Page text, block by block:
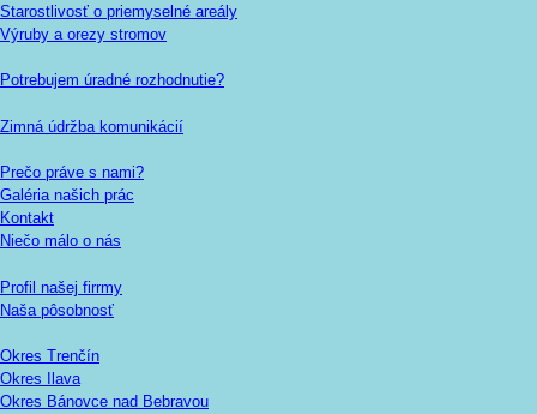
Starostlivosť o priemyselné areály
Výruby a orezy stromov
Potrebujem úradné rozhodnutie?
Zimná údržba komunikácií
Prečo práve s nami?
Galéria našich prác
Kontakt
Niečo málo o nás
Profil našej firrmy
Naša pôsobnosť
Okres Trenčín
Okres Ilava
Okres Bánovce nad Bebravou